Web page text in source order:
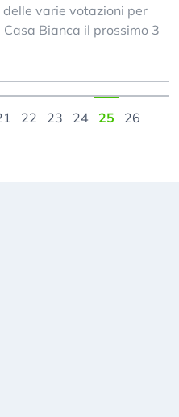
varie votazioni per
Bianca il prossimo 3
22 23 24 25 26